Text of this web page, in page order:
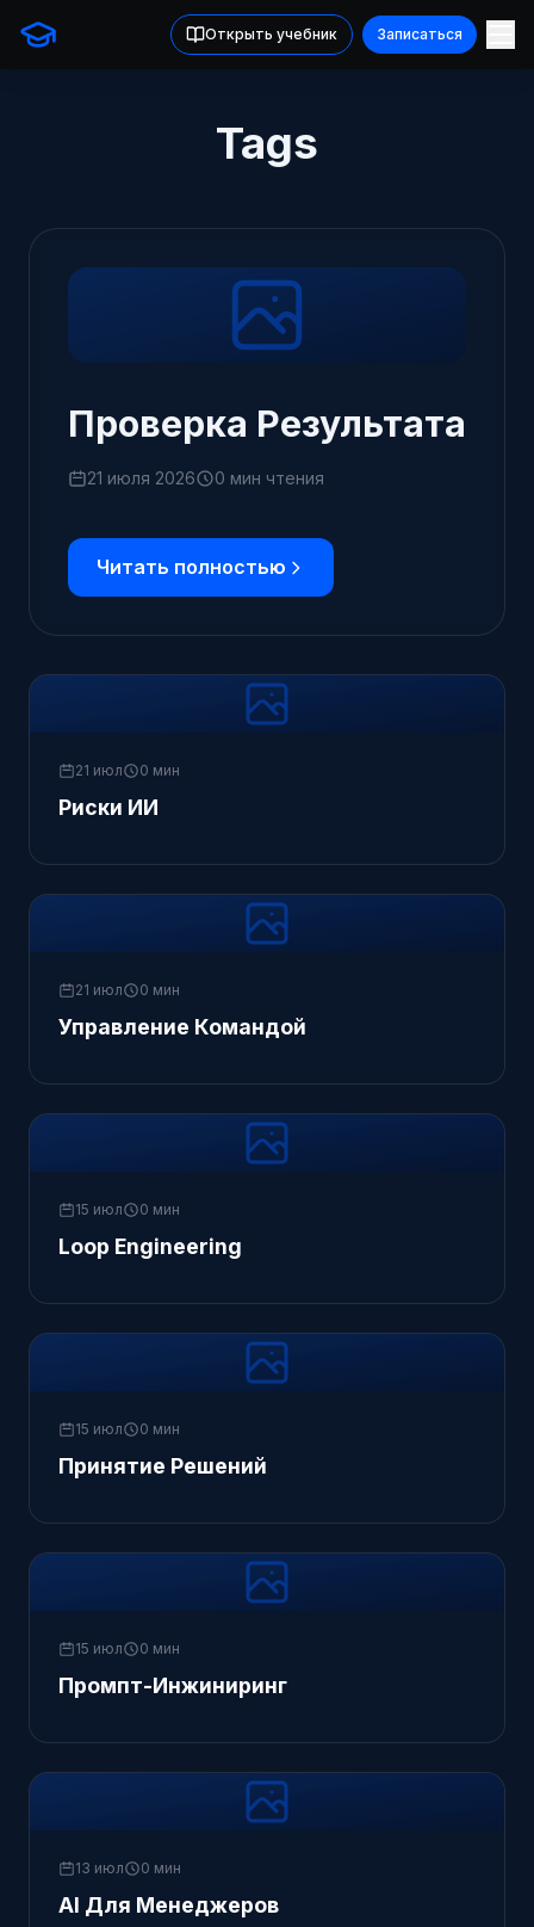
Открыть учебник Записаться
Tags
Проверка Результата
21 июля 2026 0 мин чтения
Читать полностью
21 июл 0 мин
Риски ИИ
21 июл 0 мин
Управление Командой
15 июл 0 мин
Loop Engineering
15 июл 0 мин
Принятие Решений
15 июл 0 мин
Промпт-Инжиниринг
13 июл 0 мин
AI Для Менеджеров